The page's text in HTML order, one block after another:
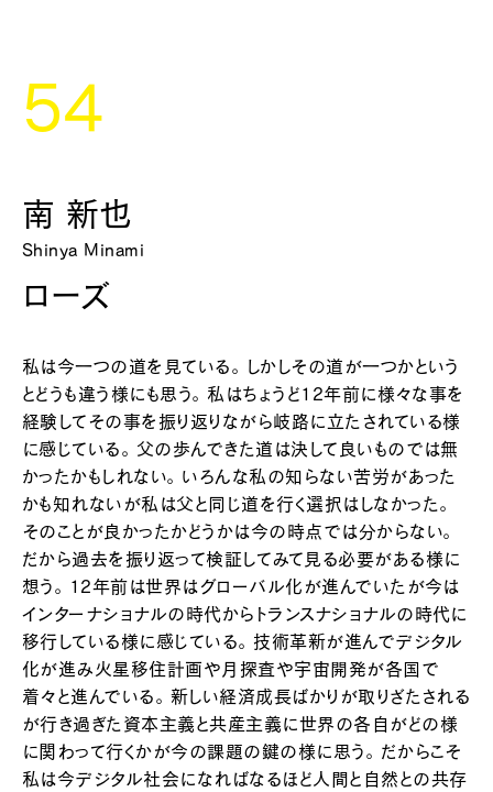
54
南 新也
Shinya Minami
ローズ
私は今一つの道を見ている。 しかしその道が一つかという
とどうも違う様にも思う。 私はちょうど12年前に様々な事を
経験してその事を振り返りながら岐路に立たされている様
に感じている。 父の歩んできた道は決して良いものでは無
かったかもしれない。 いろんな私の知らない苦労があった
かも知れないが私は父と同じ道を行く選択はしなかった。
そのことが良かったかどうかは今の時点では分からない。
だから過去を振り返って検証してみて見る必要がある様に
想う。 12年前は世界はグローバル化が進んでいたが今は
インターナショナルの時代からトランスナショナルの時代に
移行している様に感じている。 技術革新が進んでデジタル
化が進み火星移住計画や月探査や宇宙開発が各国で
着々と進んでいる。 新しい経済成長ばかりが取りざたされる
が行き過ぎた資本主義と共産主義に世界の各自がどの様
に関わって行くかが今の課題の鍵の様に思う。 だからこそ
私は今デジタル社会になればなるほど人間と自然との共存